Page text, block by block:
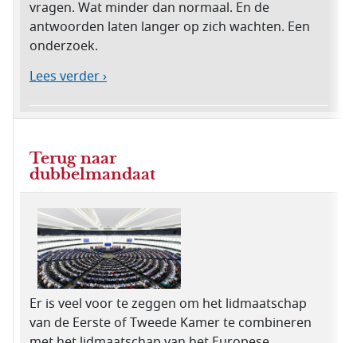
vragen. Wat minder dan normaal. En de
antwoorden laten langer op zich wachten. Een
onderzoek.
Lees verder ›
Terug naar
dubbelmandaat
Er is veel voor te zeggen om het lidmaatschap
van de Eerste of Tweede Kamer te combineren